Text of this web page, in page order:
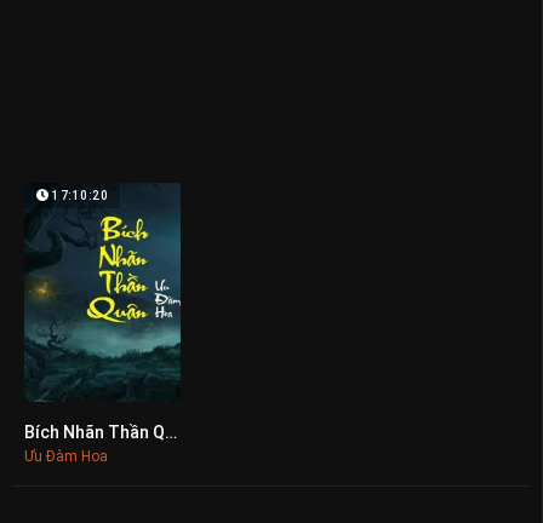
0
17:10:20
Bích Nhãn Thần Quân
Ưu Đàm Hoa